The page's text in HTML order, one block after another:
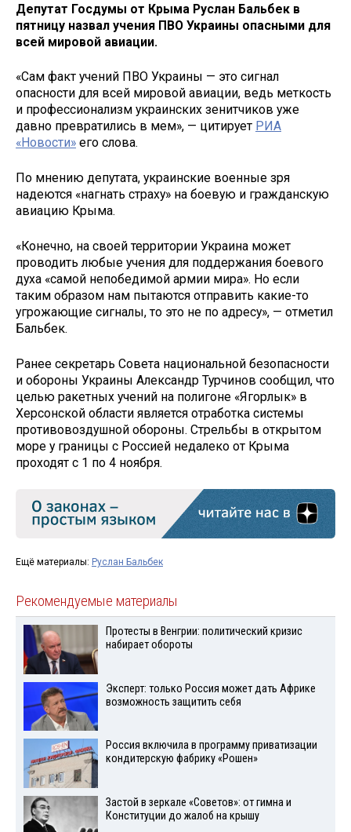
Депутат Госдумы от Крыма Руслан Бальбек в
пятницу назвал учения ПВО Украины опасными для
всей мировой авиации.
«Сам факт учений ПВО Украины — это сигнал
опасности для всей мировой авиации, ведь меткость
и профессионализм украинских зенитчиков уже
давно превратились в мем», — цитирует РИА
«Новости» его слова.
По мнению депутата, украинские военные зря
надеются «нагнать страху» на боевую и гражданскую
авиацию Крыма.
«Конечно, на своей территории Украина может
проводить любые учения для поддержания боевого
духа «самой непобедимой армии мира». Но если
таким образом нам пытаются отправить какие-то
угрожающие сигналы, то это не по адресу», — отметил
Бальбек.
Ранее секретарь Совета национальной безопасности
и обороны Украины Александр Турчинов сообщил, что
целью ракетных учений на полигоне «Ягорлык» в
Херсонской области является отработка системы
противовоздушной обороны. Стрельбы в открытом
море у границы с Россией недалеко от Крыма
проходят с 1 по 4 ноября.
Ещё материалы: Руслан Бальбек
Рекомендуемые материалы
Протесты в Венгрии: политический кризис
набирает обороты
Эксперт: только Россия может дать Африке
возможность защитить себя
Россия включила в программу приватизации
кондитерскую фабрику «Рошен»
Застой в зеркале «Советов»: от гимна и
Конституции до жалоб на крышу